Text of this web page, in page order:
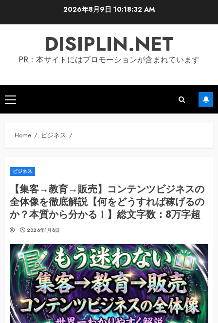
2026年8月9日 10:18:33 AM
DISIPLIN.NET
PR：本サイトにはプロモーションが含まれています
Primary
Menu
Home ビジネス
ビジネス
【集客→教育→販売】コンテンツビジネスの
全体像を徹底解説【何をどうすれば稼げるの
か？本質から分かる！】総文字数：8万字超
2026年1月8日